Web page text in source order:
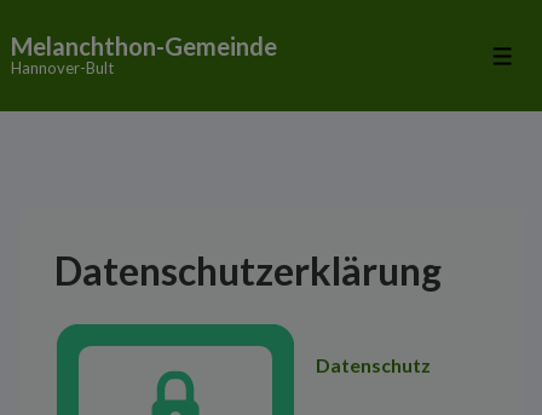
Zum
Melanchthon-Gemeinde
Hannover-Bult
Datenschutzerklärung
Datenschutz